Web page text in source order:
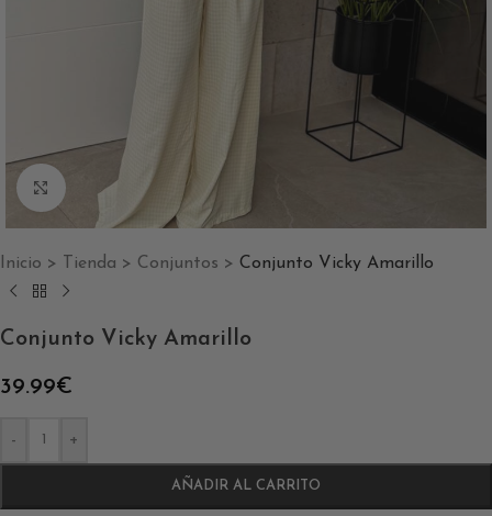
Clic para ampliar
Inicio > Tienda > Conjuntos > Conjunto Vicky Amarillo
Conjunto Vicky Amarillo
39.99€
- +
AÑADIR AL CARRITO